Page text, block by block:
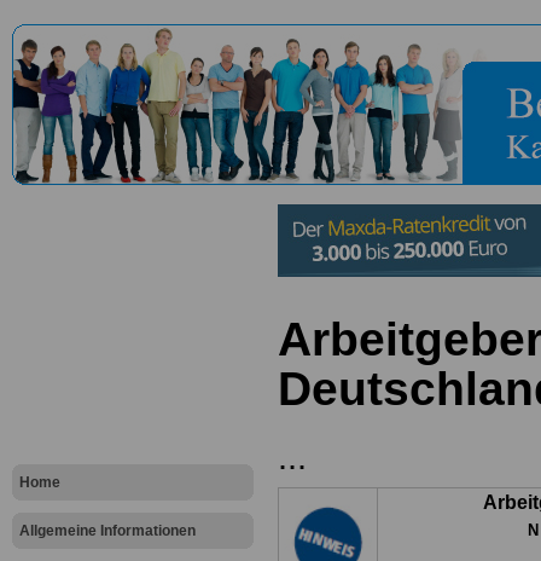
Home
Allgemeine Informationen
...